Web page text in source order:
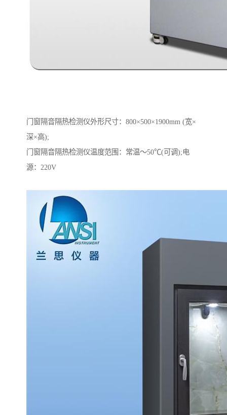
门窗隔音隔热检测仪外形尺寸：800×500×1900mm (宽×
深×高);
门窗隔音隔热检测仪温度范围：常温～50℃(可调);电
源：220V